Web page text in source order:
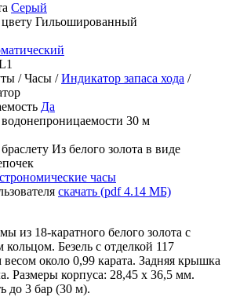
Серый
Гильошированный
/Часы /Индикатор запаса хода /
Да
30 м
Из белого золота в виде
часы
скачать (pdf 4.14 МБ)
из 18-каратного белого золота с
Безель с отделкой 117
около 0,99 карата. Задняя крышка
Размеры корпуса: 28,45 х 36,5 мм.
до 3 бар (30 м).